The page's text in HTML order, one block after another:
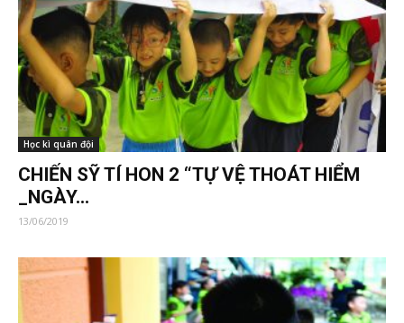
Học kì quân đội
CHIẾN SỸ TÍ HON 2 “TỰ VỆ THOÁT HIỂM
_NGÀY...
13/06/2019